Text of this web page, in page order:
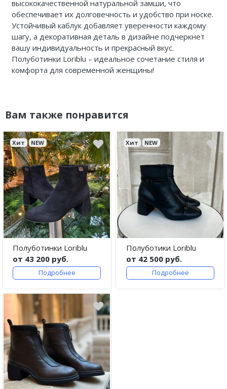
высококачественной натуральной замши, что
обеспечивает их долговечность и удобство при носке.
Устойчивый каблук добавляет уверенности каждому
шагу, а декоративная деталь в дизайне подчеркнет
вашу индивидуальность и прекрасный вкус.
Полуботинки Loriblu – идеальное сочетание стиля и
комфорта для современной женщины!
Вам также понравится
Хит NEW
Полуботинки Loriblu
от 43 200 руб.
Подробнее
Хит NEW
Полуботики Loriblu
от 42 500 руб.
Подробнее